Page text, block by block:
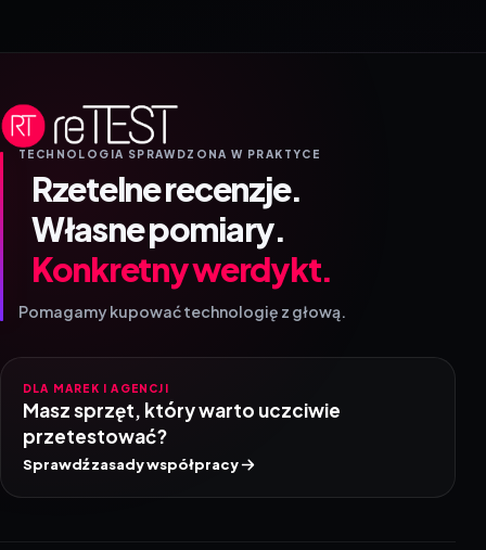
TECHNOLOGIA SPRAWDZONA W PRAKTYCE
Rzetelne recenzje.
Własne pomiary.
Konkretny werdykt.
Pomagamy kupować technologię z głową.
DLA MAREK I AGENCJI
Masz sprzęt, który warto uczciwie
przetestować?
Sprawdź zasady współpracy